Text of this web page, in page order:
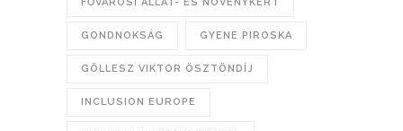
GONDNOKSÁG GYENE PIROSKA
GÖLLESZ VIKTOR ÖSZTÖNDÍJ
INCLUSION EUROPE